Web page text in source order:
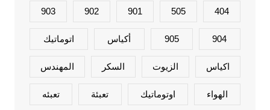
404
505
901
902
903
904
905 أكياس اتوماتيك
اكياس الزيوت السكر المهندس
الهواء اوتوماتيك تعبئة تعبئه